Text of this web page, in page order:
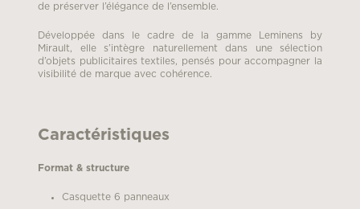
de préserver l’élégance de l’ensemble.
Développée dans le cadre de la gamme Leminens by
Mirault, elle s’intègre naturellement dans une sélection
d’objets publicitaires textiles, pensés pour accompagner la
visibilité de marque avec cohérence.
Caractéristiques
Format & structure
Casquette 6 panneaux